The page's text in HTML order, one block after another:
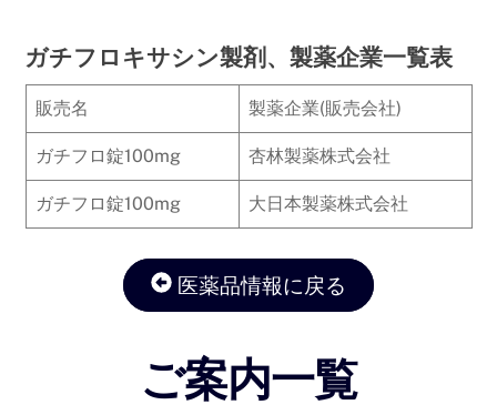
ガチフロキサシン製剤、製薬企業一覧表
販売名 製薬企業(販売会社)
ガチフロ錠100mg 杏林製薬株式会社
ガチフロ錠100mg 大日本製薬株式会社
医薬品情報に戻る
ご案内一覧